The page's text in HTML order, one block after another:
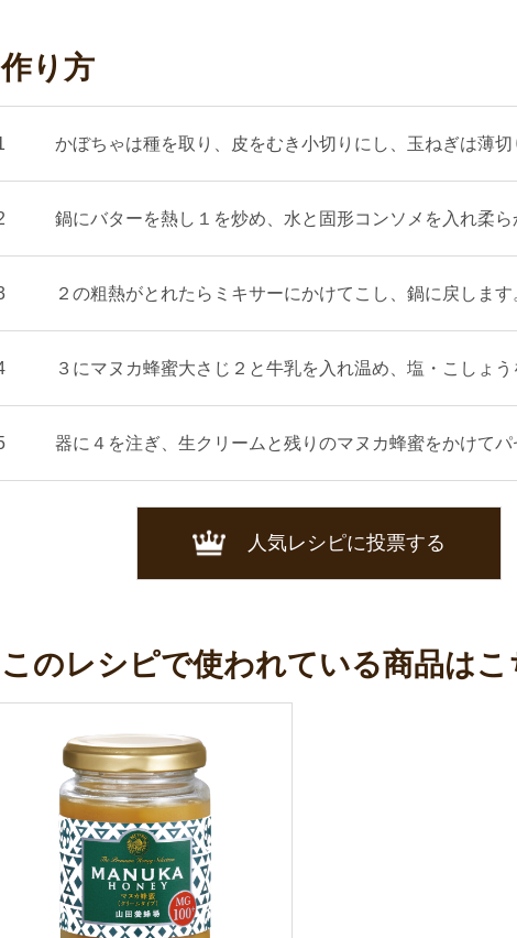
作り方
かぼちゃは種を取り、皮をむき小切りにし、玉ねぎは薄
鍋にバターを熱し１を炒め、水と固形コンソメを入れ柔
２の粗熱がとれたらミキサーにかけてこし、鍋に戻します
３にマヌカ蜂蜜大さじ２と牛乳を入れ温め、塩・こしょ
器に４を注ぎ、生クリームと残りのマヌカ蜂蜜をかけて
人気レシピに投票する
このレシピで使われている商品はこ